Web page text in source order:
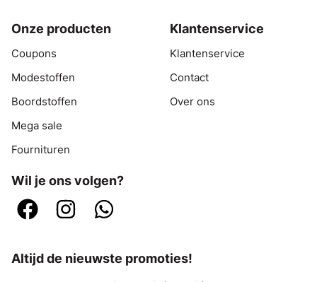
Onze producten
Coupons
Modestoffen
Boordstoffen
Mega sale
Fournituren
Klantenservice
Klantenservice
Contact
Over ons
Wil je ons volgen?
Altijd de nieuwste promoties!